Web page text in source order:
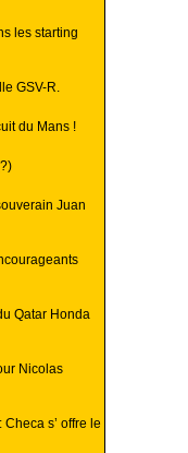
les starting
GSV-R.
du Mans !
Juan
Qatar Honda
Nicolas
s’ offre le